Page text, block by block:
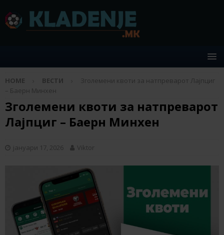
HOME ВЕСТИ
Зголемени квоти за натпреварот Лајпциг
– Баерн Минхен
Зголемени квоти за натпреварот
Лајпциг – Баерн Минхен
јануари 17, 2026 Viktor